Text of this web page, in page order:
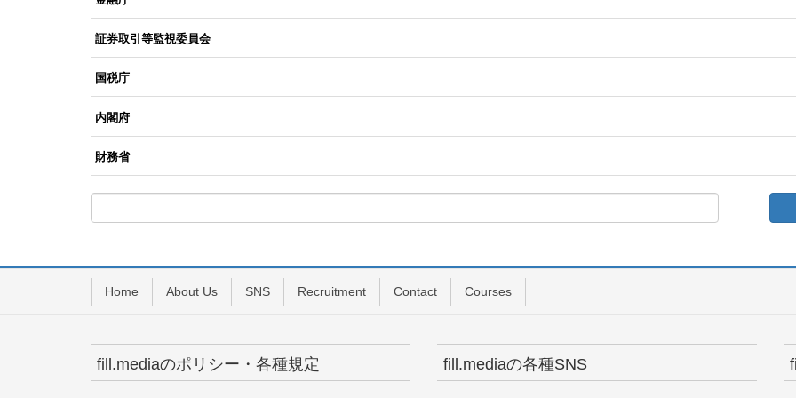
証券取引等監視委員会
国税庁
内閣府
財務省
Home About Us SNS Recruitment Contact Courses
fill.mediaのポリシー・各種規定 fill.mediaの各種SNS